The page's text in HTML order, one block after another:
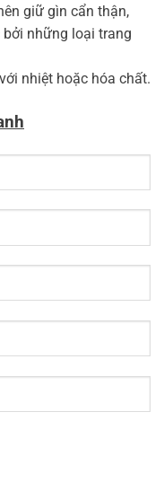
giữ gìn cẩn thận,
những loại trang
nhiệt hoặc hóa chất.